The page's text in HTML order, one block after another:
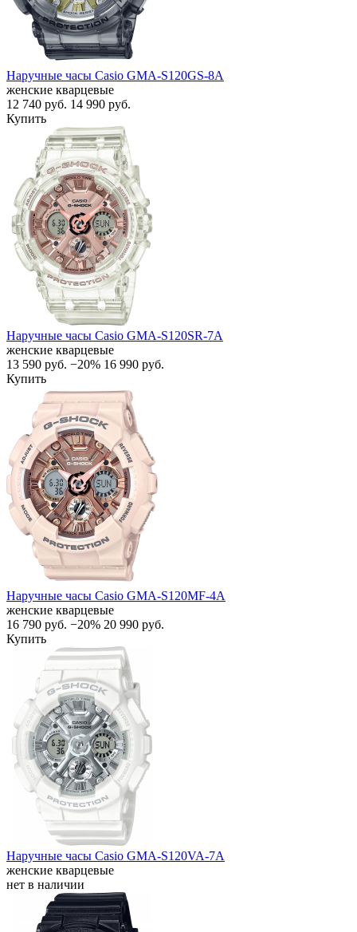
Наручные часы Casio GMA-S120GS-8A
женские кварцевые
12 740 руб. 14 990 руб.
Купить
Наручные часы Casio GMA-S120SR-7A
женские кварцевые
13 590 руб. −20% 16 990 руб.
Купить
Наручные часы Casio GMA-S120MF-4A
женские кварцевые
16 790 руб. −20% 20 990 руб.
Купить
Наручные часы Casio GMA-S120VA-7A
женские кварцевые
нет в наличии